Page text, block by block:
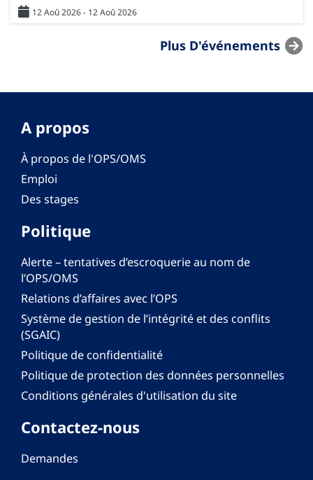
12 Aoû 2026 - 12 Aoû 2026
Plus D'événements
A propos
À propos de l'OPS/OMS
Emploi
Des stages
Politique
Alerte – tentatives d’escroquerie au nom de
l’OPS/OMS
Relations d’affaires avec l’OPS
Système de gestion de l’intégrité et des conflits
(SGAIC)
Politique de confidentialité
Politique de protection des données personnelles
Conditions générales d'utilisation du site
Contactez-nous
Demandes